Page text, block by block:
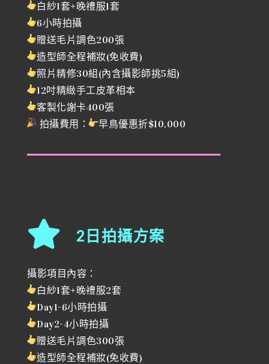
白紗1套+晚禮服1套
6小時拍攝
贈送毛片調色200張
造型師全程補妝(免收費)
照片精修30組(內含攝影師挑5組)
12吋精緻手工皮革相本
客製化謝卡400張
拍攝費用：
早鳥優惠折$10,000
2日拍攝方案
攝影項目內容：
白紗1套+晚禮服2套
Day1-6小時拍攝
Day2-4小時拍攝
贈送毛片調色300張
造型師全程補妝(免收費)